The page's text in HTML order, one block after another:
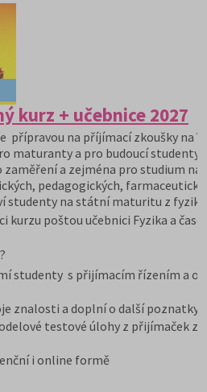
kurz + učebnice 2027
přípravou na příjímací zkoušky na
maturanty a pro budoucí studenty
a zejména pro studium na
pedagogických,
studenty na státní maturitu z fyziky.
kurzu poštou učebnici Fyzika a
studenty s přijímacím řízením a
znalosti a doplní o další poznatky
testové úlohy z přijímaček z
i online formě